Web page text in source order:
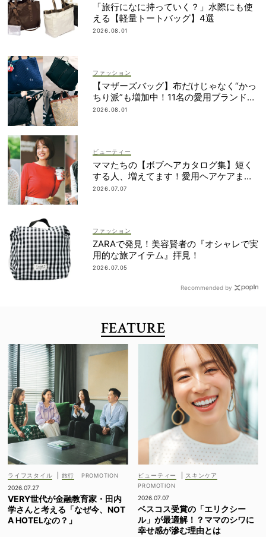
「旅行になに持っていく？」水際にも使
える【軽量トートバッグ】4選
2026.08.01
ファッション
【マザーズバッグ】布だけじゃなく“かっ
ちり派”も増加中！11名の愛用ブランド
は？
2026.08.01
ビューティー
ママたちの【ボブヘアカタログ集】短く
する人、増えてます！愛用ヘアケアまで
全部見せ
2026.07.07
ファッション
ZARAで発見！美容賢者の『オシャレで実
用的な旅アイテム』拝見！
2026.07.05
Recommended by
FEATURE
ライフスタイル
旅行
2026.07.27
VERY世代が金融教育家・田内
学さんと考える「なぜ今、NOT
A HOTELなの？」
ビューティー スキンケア
2026.07.07
ベスコス受賞の「エリクシー
ル」が最適解！？ママのシワに
幸せ感が滲む理由とは